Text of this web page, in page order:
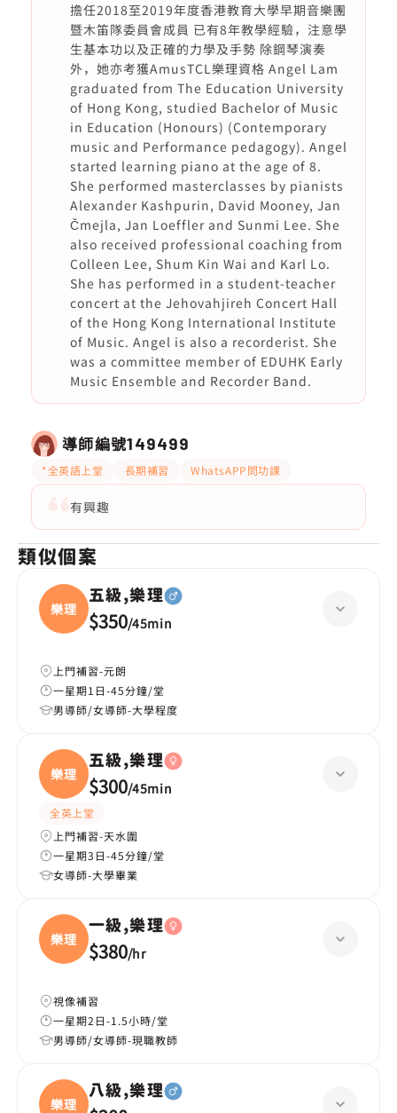
擔任2018至2019年度香港教育大學早期音樂團
暨木笛隊委員會成員 已有8年教學經驗，注意學
生基本功以及正確的力學及手勢 除鋼琴演奏
外，她亦考獲AmusTCL樂理資格 Angel Lam
graduated from The Education University
of Hong Kong, studied Bachelor of Music
in Education (Honours) (Contemporary
music and Performance pedagogy). Angel
started learning piano at the age of 8.
She performed masterclasses by pianists
Alexander Kashpurin, David Mooney, Jan
Čmejla, Jan Loeffler and Sunmi Lee. She
also received professional coaching from
Colleen Lee, Shum Kin Wai and Karl Lo.
She has performed in a student-teacher
concert at the Jehovahjireh Concert Hall
of the Hong Kong International Institute
of Music. Angel is also a recorderist. She
was a committee member of EDUHK Early
Music Ensemble and Recorder Band.
導師編號149499
*全英語上堂 長期補習 WhatsAPP問功課
有興趣
類似個案
樂理
五級,樂理
$350/45min
上門補習-元朗
一星期1日-45分鐘/堂
男導師/女導師-大學程度
樂理
五級,樂理
$300/45min
全英上堂
上門補習-天水圍
一星期3日-45分鐘/堂
女導師-大學畢業
樂理
一級,樂理
$380/hr
視像補習
一星期2日-1.5小時/堂
男導師/女導師-現職教師
樂理
八級,樂理